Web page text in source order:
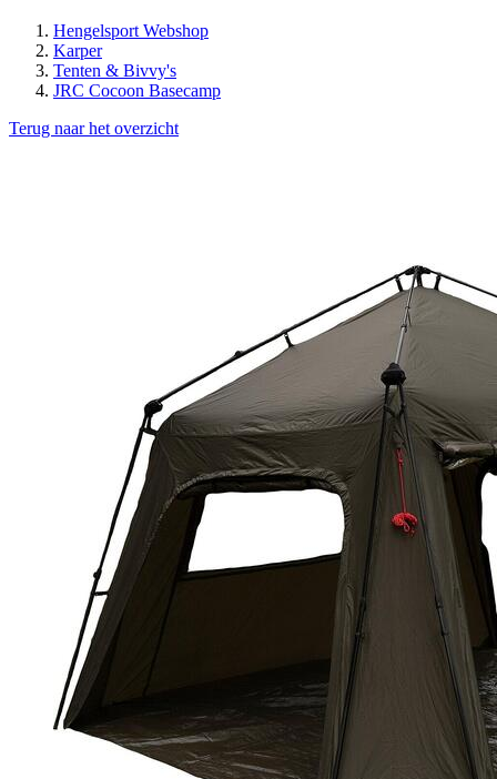
Hengelsport Webshop
Karper
Tenten & Bivvy's
JRC Cocoon Basecamp
Terug naar het overzicht